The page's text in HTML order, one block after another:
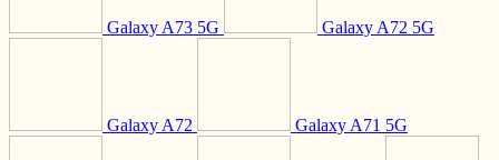
Galaxy A73 5G Galaxy A72 5G
Galaxy A72 Galaxy A71 5G